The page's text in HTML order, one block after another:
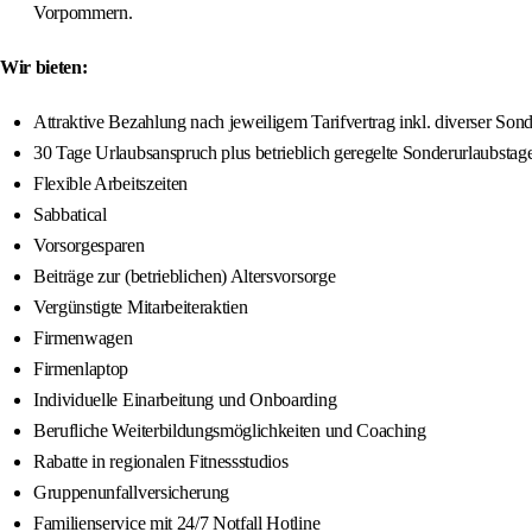
Vorpommern.
Wir bieten:
Attraktive Bezahlung nach jeweiligem Tarifvertrag inkl. diverser
30 Tage Urlaubsanspruch plus betrieblich geregelte
Flexible Arbeitszeiten
Sabbatical
Vorsorgesparen
Beiträge zur (betrieblichen) Altersvorsorge
Vergünstigte Mitarbeiteraktien
Firmenwagen
Firmenlaptop
Individuelle Einarbeitung und Onboarding
Berufliche Weiterbildungsmöglichkeiten und Coaching
Rabatte in regionalen Fitnessstudios
Gruppenunfallversicherung
Familienservice mit 24/7 Notfall Hotline